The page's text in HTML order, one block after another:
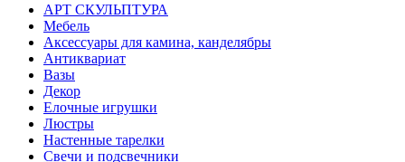
АРТ СКУЛЬПТУРА
Мебель
Аксессуары для камина, канделябры
Антиквариат
Вазы
Декор
Елочные игрушки
Люстры
Настенные тарелки
Свечи и подсвечники